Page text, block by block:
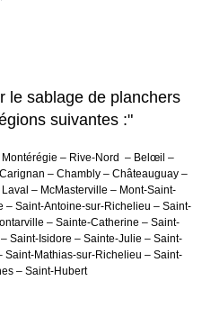
le sablage de planchers
suivantes :"
– Rive-Nord – Belœil –
– Chambly – Châteauguay –
– McMasterville – Mont-Saint-
– Saint-Antoine-sur-Richelieu – Saint-
– Sainte-Catherine – Saint-
Saint-Isidore – Sainte-Julie – Saint-
Saint-Mathias-sur-Richelieu – Saint-
– Saint-Hubert